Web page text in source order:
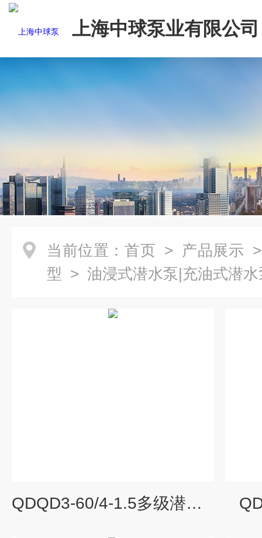
上海中球泵业有限公司
当前位置： 首页 > 产品展示
型 > 油浸式潜水泵|充油式潜水
QDQD3-60/4-1.5多级潜水泵